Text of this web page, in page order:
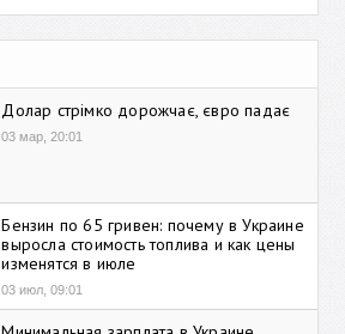
Долар стрімко дорожчає, євро падає
03 мар, 20:01
Бензин по 65 гривен: почему в Украине
выросла стоимость топлива и как цены
изменятся в июле
03 июл, 09:01